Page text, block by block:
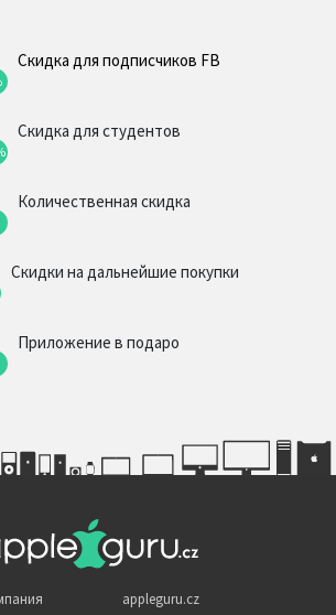
Скидка для подписчиков FB
Скидка для студентов
Количественная скидка
Скидки на дальнейшие покупки
Приложение в подаро
appleguru.cz